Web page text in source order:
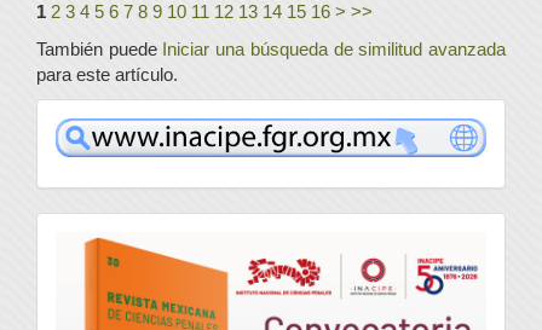
1 2 3 4 5 6 7 8 9 10 11 12 13 14 15 16 > >>
También puede Iniciar una búsqueda de similitud avanzada
para este artículo.
www
convocatoria